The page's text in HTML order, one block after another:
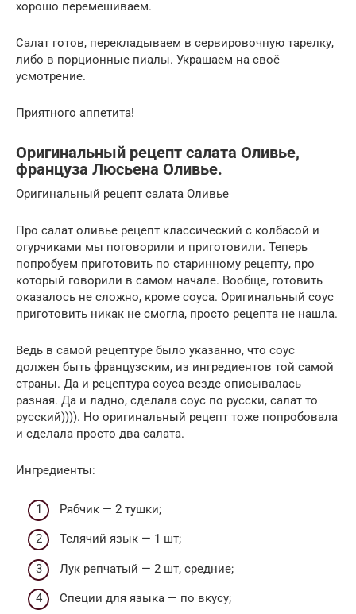
хорошо перемешиваем.
Салат готов, перекладываем в сервировочную тарелку,
либо в порционные пиалы. Украшаем на своё
усмотрение.
Приятного аппетита!
Оригинальный рецепт салата Оливье,
француза Люсьена Оливье.
Оригинальный рецепт салата Оливье
Про салат оливье рецепт классический с колбасой и
огурчиками мы поговорили и приготовили. Теперь
попробуем приготовить по старинному рецепту, про
который говорили в самом начале. Вообще, готовить
оказалось не сложно, кроме соуса. Оригинальный соус
приготовить никак не смогла, просто рецепта не нашла.
Ведь в самой рецептуре было указанно, что соус
должен быть французским, из ингредиентов той самой
страны. Да и рецептура соуса везде описывалась
разная. Да и ладно, сделала соус по русски, салат то
русский)))). Но оригинальный рецепт тоже попробовала
и сделала просто два салата.
Ингредиенты:
Рябчик — 2 тушки;
Телячий язык — 1 шт;
Лук репчатый — 2 шт, средние;
Специи для языка — по вкусу;